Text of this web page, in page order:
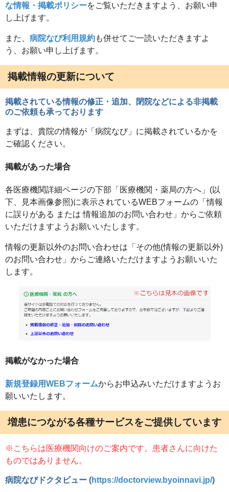
な情報・掲載ポリシーをご覧いただきますよう、お願い申
し上げます。
また、 病院なび利用規約も併せてご一読いただきますよ
う、お願い申し上げます。
掲載情報の更新について
掲載されている情報の修正・追加、閉院などによる非掲載
のご依頼も承っております
まずは、貴院の情報が「病院なび」に掲載されているかを
ご確認ください。
掲載があった場合
各医療機関詳細ページの下部「医療機関・薬局の方へ」(以
下、見本画像参照)に表示されているWEBフォームの「情報
に誤りがある または 情報追加のお問い合わせ」からご依頼
いただけますようお願いいたします。
情報の更新以外のお問い合わせは「その他(情報の更新以外)
のお問い合わせ」からご連絡いただけますようお願いいた
します。
掲載がなかった場合
新規登録用WEBフォームからお申込みいただけますようお
願いいたします。
増患につながる各種サービスをご提供しています
※こちらは医療機関向けのご案内です。患者さんに向けた
ものではありません。
病院なびドクタビュー (https://doctorview.byoinnavi.jp/)